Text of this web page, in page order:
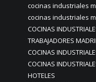
cocinas industriales
cocinas industriales
COCINAS
TRABAJADORES
COCINAS
COCINAS
HOTELES